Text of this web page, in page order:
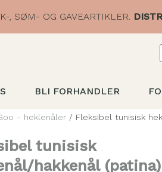
, SØM- OG GAVEARTIKLER.
BLI FORHANDLER
- heklenåler / Fleksibel tunisisk
tunisisk
hakkenål (patina)